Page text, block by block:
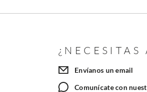
¿NECESITAS
Envíanos un email
Comunícate con